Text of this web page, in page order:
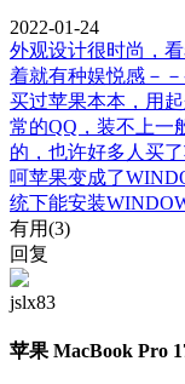
2022-01-24
外观设计很时尚，
着就有种娱悦感－
买过苹果本本，用
常的QQ，装不上一
的，也许好多人买
呵苹果变成了
统下能安装
有用(3)
回复
jslx83
苹果 MacBook Pro